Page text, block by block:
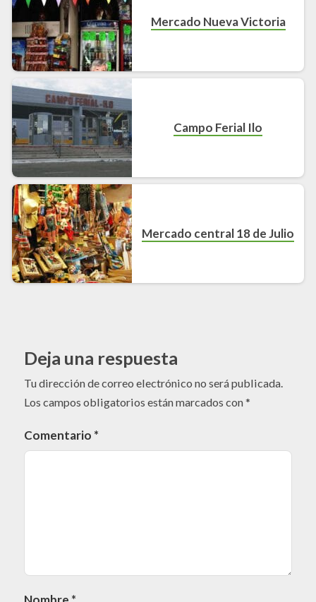
Mercado Nueva Victoria
Campo Ferial Ilo
Mercado central 18 de Julio
Deja una respuesta
Tu dirección de correo electrónico no será publicada.
Los campos obligatorios están marcados con*
Comentario *